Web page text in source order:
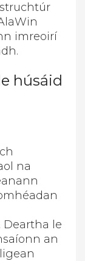
imreoirí
húsáid
na
le
an